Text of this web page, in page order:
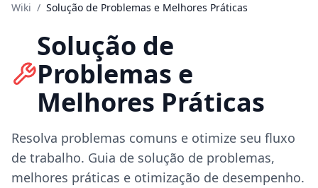
Wiki / Solução de Problemas e Melhores Práticas
Solução de
Problemas e
Melhores Práticas
Resolva problemas comuns e otimize seu fluxo
de trabalho. Guia de solução de problemas,
melhores práticas e otimização de desempenho.